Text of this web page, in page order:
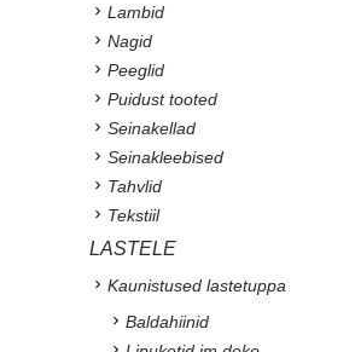
Lambid
Nagid
Peeglid
Puidust tooted
Seinakellad
Seinakleebised
Tahvlid
Tekstiil
LASTELE
Kaunistused lastetuppa
Baldahiinid